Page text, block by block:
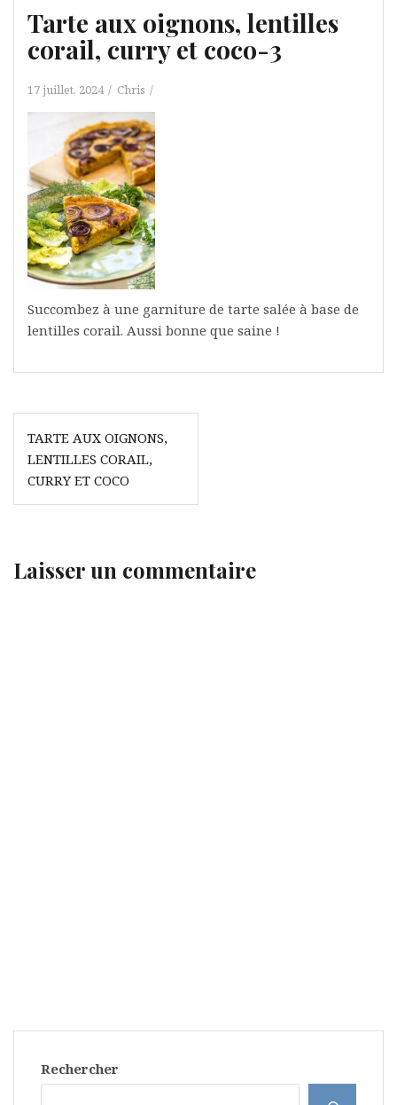
Tarte aux oignons, lentilles
corail, curry et coco-3
17 juillet, 2024 Chris
Succombez à une garniture de tarte salée à base de
lentilles corail. Aussi bonne que saine !
Navigation
de
l’article
TARTE AUX OIGNONS,
LENTILLES CORAIL,
CURRY ET COCO
Laisser un commentaire
Rechercher